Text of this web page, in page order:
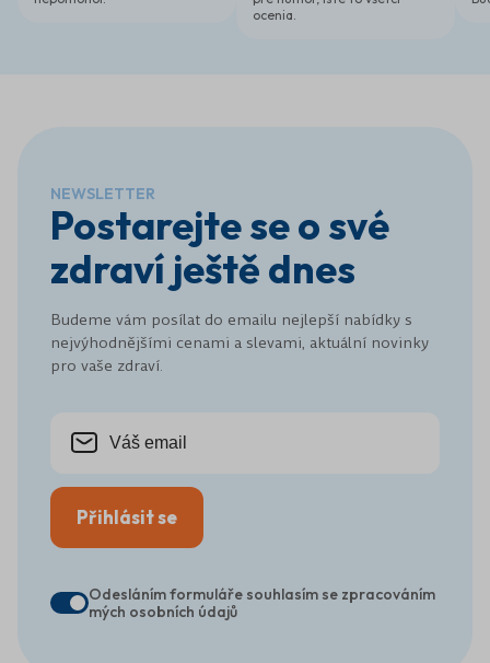
ocenia.
NEWSLETTER
Postarejte se o své
zdraví ještě dnes
Budeme vám posílat do emailu nejlepší nabídky s
nejvýhodnějšími cenami a slevami, aktuální novinky
pro vaše zdraví.
Přihlásit se
Odesláním formuláře souhlasím se zpracováním
mých osobních údajů